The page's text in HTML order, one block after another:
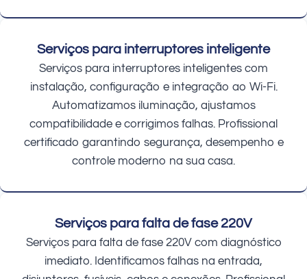
Serviços para interruptores inteligente
Serviços para interruptores inteligentes com
instalação, configuração e integração ao Wi-Fi.
Automatizamos iluminação, ajustamos
compatibilidade e corrigimos falhas. Profissional
certificado garantindo segurança, desempenho e
controle moderno na sua casa.
Serviços para falta de fase 220V
Serviços para falta de fase 220V com diagnóstico
imediato. Identificamos falhas na entrada,